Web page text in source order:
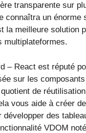
transparente sur
connaîtra un énorme
la meilleure solution
multiplateformes.
– React est réputé
sur les
de
vous aide à créer
développer des
VDOM